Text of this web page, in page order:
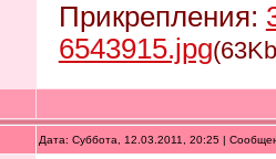
Прикрепления:
6543915.jpg
Дата: Суббота, 12.03.2011, 20:25 |